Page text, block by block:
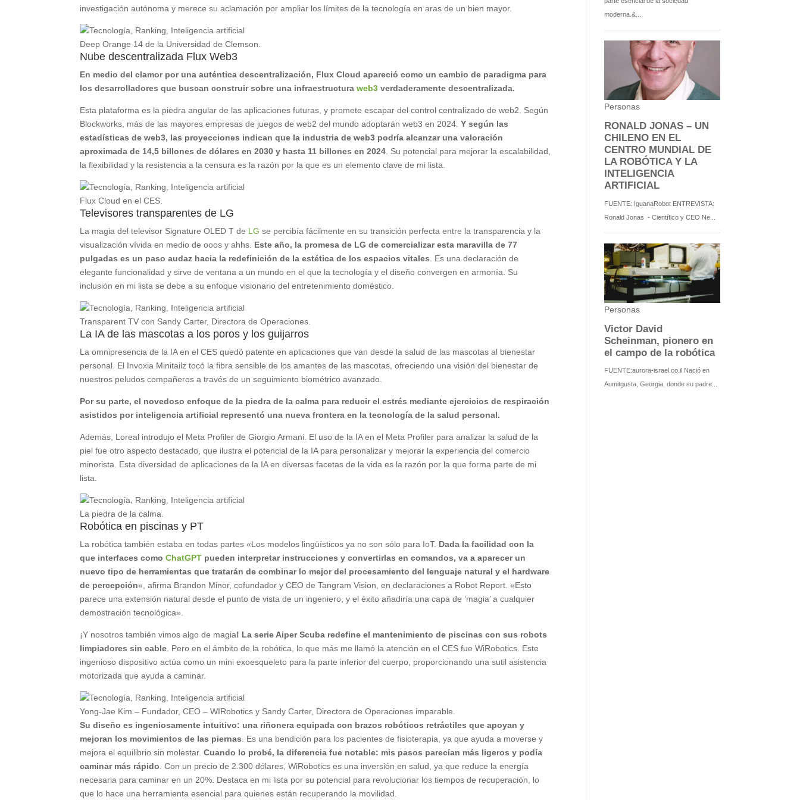
investigación autónoma y merece su aclamación por ampliar los límites de la tecnología en aras de un bien mayor.
Deep Orange 14 de la Universidad de Clemson.
Nube descentralizada Flux Web3
En medio del clamor por una auténtica descentralización, Flux Cloud apareció como un cambio de paradigma para
los desarrolladores que buscan construir sobre una infraestructuraweb3verdaderamente descentralizada.
Esta plataforma es la piedra angular de las aplicaciones futuras, y promete escapar del control centralizado de web2. Según
Blockworks, más de las mayores empresas de juegos de web2 del mundo adoptarán web3 en 2024.Y según las
estadísticas de web3, las proyecciones indican que la industria de web3 podría alcanzar una valoración
aproximada de 14,5 billones de dólares en 2030 y hasta 11 billones en 2024 . Su potencial para mejorar la escalabilidad,
la flexibilidad y la resistencia a la censura es la razón por la que es un elemento clave de mi lista.
Flux Cloud en el CES.
Televisores transparentes de LG
La magia del televisor Signature OLED T de LGse percibía fácilmente en su transición perfecta entre la transparencia y la
visualización vívida en medio de ooos y ahhs. Este año, la promesa de LG de comercializar esta maravilla de 77
pulgadas es un paso audaz hacia la redefinición de la estética de los espacios vitales . Es una declaración de
elegante funcionalidad y sirve de ventana a un mundo en el que la tecnología y el diseño convergen en armonía. Su
inclusión en mi lista se debe a su enfoque visionario del entretenimiento doméstico.
Transparent TV con Sandy Carter, Directora de Operaciones.
La IA de las mascotas a los poros y los guijarros
La omnipresencia de la IA en el CES quedó patente en aplicaciones que van desde la salud de las mascotas al bienestar
personal. El Invoxia Minitailz tocó la fibra sensible de los amantes de las mascotas, ofreciendo una visión del bienestar de
nuestros peludos compañeros a través de un seguimiento biométrico avanzado.
Por su parte, el novedoso enfoque de la piedra de la calma para reducir el estrés mediante ejercicios de respiración
asistidos por inteligencia artificial representó una nueva frontera en la tecnología de la salud personal.
Además, Loreal introdujo el Meta Profiler de Giorgio Armani. El uso de la IA en el Meta Profiler para analizar la salud de la
piel fue otro aspecto destacado, que ilustra el potencial de la IA para personalizar y mejorar la experiencia del comercio
minorista. Esta diversidad de aplicaciones de la IA en diversas facetas de la vida es la razón por la que forma parte de mi
lista.
La piedra de la calma.
Robótica en piscinas y PT
La robótica también estaba en todas partes «Los modelos lingüísticos ya no son sólo para IoT. Dada la facilidad con la
que interfaces comoChatGPT pueden interpretar instrucciones y convertirlas en comandos, va a aparecer un
nuevo tipo de herramientas que tratarán de combinar lo mejor del procesamiento del lenguaje natural y el hardware
de percepción«, afirma Brandon Minor, cofundador y CEO de Tangram Vision, en declaraciones a Robot Report. «Esto
parece una extensión natural desde el punto de vista de un ingeniero, y el éxito añadiría una capa de ‘magia’ a cualquier
demostración tecnológica».
¡Y nosotros también vimos algo de magia! La serie Aiper Scuba redefine el mantenimiento de piscinas con sus robots
limpiadores sin cable . Pero en el ámbito de la robótica, lo que más me llamó la atención en el CES fue WiRobotics. Este
ingenioso dispositivo actúa como un mini exoesqueleto para la parte inferior del cuerpo, proporcionando una sutil asistencia
motorizada que ayuda a caminar.
Yong-Jae Kim – Fundador, CEO – WIRobotics y Sandy Carter, Directora de Operaciones imparable.
Su diseño es ingeniosamente intuitivo: una riñonera equipada con brazos robóticos retráctiles que apoyan y
mejoran los movimientos de las piernas . Es una bendición para los pacientes de fisioterapia, ya que ayuda a moverse y
mejora el equilibrio sin molestar.Cuando lo probé, la diferencia fue notable: mis pasos parecían más ligeros y podía
caminar más rápido . Con un precio de 2.300 dólares, WiRobotics es una inversión en salud, ya que reduce la energía
necesaria para caminar en un 20%. Destaca en mi lista por su potencial para revolucionar los tiempos de recuperación, lo
que lo hace una herramienta esencial para quienes están recuperando la movilidad.